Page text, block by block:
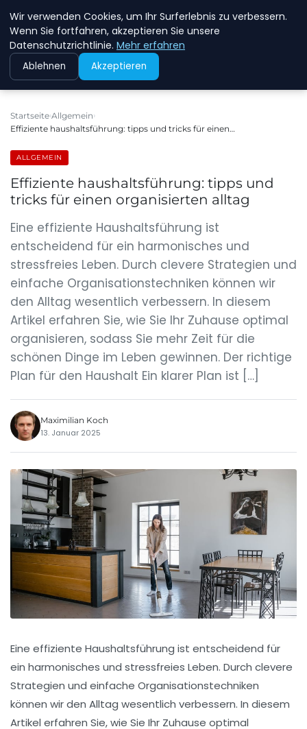
NEW ENERGY JOBS
Startseite Allgemein
Effiziente haushaltsführung: tipps und tricks für einen…
ALLGEMEIN
Effiziente haushaltsführung: tipps und
tricks für einen organisierten alltag
Eine effiziente Haushaltsführung ist
entscheidend für ein harmonisches und
stressfreies Leben. Durch clevere Strategien und
einfache Organisationstechniken können wir
den Alltag wesentlich verbessern. In diesem
Artikel erfahren Sie, wie Sie Ihr Zuhause optimal
organisieren, sodass Sie mehr Zeit für die
schönen Dinge im Leben gewinnen. Der richtige
Plan für den Haushalt Ein klarer Plan ist […]
Maximilian Koch
13. Januar 2025
Eine effiziente Haushaltsführung ist entscheidend für
ein harmonisches und stressfreies Leben. Durch clevere
Strategien und einfache Organisationstechniken
können wir den Alltag wesentlich verbessern. In diesem
Artikel erfahren Sie, wie Sie Ihr Zuhause optimal
Wir verwenden Cookies, um Ihr Surferlebnis zu verbessern.
Wenn Sie fortfahren, akzeptieren Sie unsere
Datenschutzrichtlinie. Mehr erfahren
Ablehnen Akzeptieren